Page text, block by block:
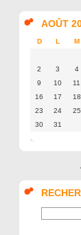
AOÛT
D L M
2
3 4
9
10 11
16
17 18
23
24 25
30
31